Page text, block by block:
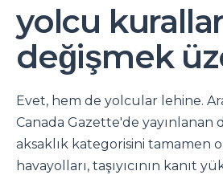
yolcu
değişmek
Evet, hem de yolcular lehine.
Canada Gazette'de yayınlanan
aksaklık kategorisini tamamen
havayolları, taşıyıcının kanıt